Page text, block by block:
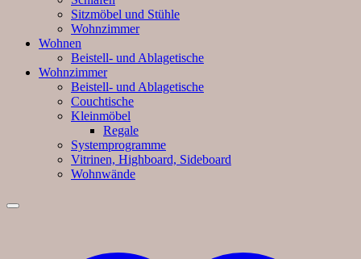
Sitzmöbel und Stühle
Wohnzimmer
Wohnen
Beistell- und Ablagetische
Wohnzimmer
Beistell- und Ablagetische
Couchtische
Kleinmöbel
Regale
Systemprogramme
Vitrinen, Highboard, Sideboard
Wohnwände